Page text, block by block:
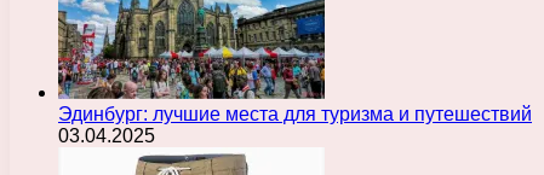
Эдинбург: лучшие места для туризма и путешествий
03.04.2025